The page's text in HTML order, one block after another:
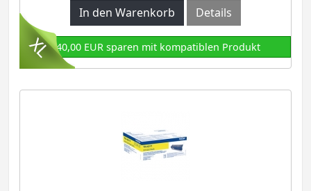
In den Warenkorb
Details
140,00 EUR sparen mit kompatiblen Produkt